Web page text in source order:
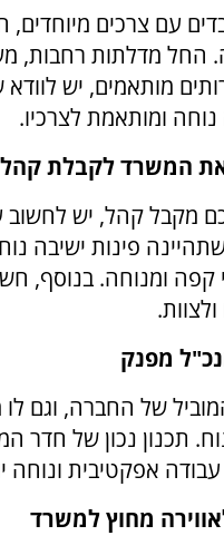
עם צרכים מיוחדים,
החל מדלתות רחבות,
מותאמים, יש לוודא
ומותאמת לצרכיו.
מקבל קהל, יש לחשוב
פינות ישיבה
קפה ומנוחה. בנוסף,
של החברה, וגם לו
תכנון נכון של חדר
אפקטיבית ונוחה